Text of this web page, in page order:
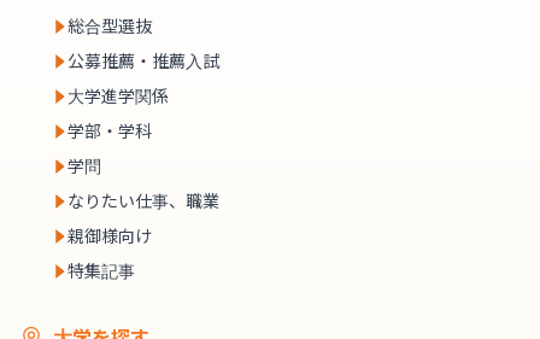
総合型選抜
公募推薦・推薦入試
大学進学関係
学部・学科
学問
なりたい仕事、職業
親御様向け
特集記事